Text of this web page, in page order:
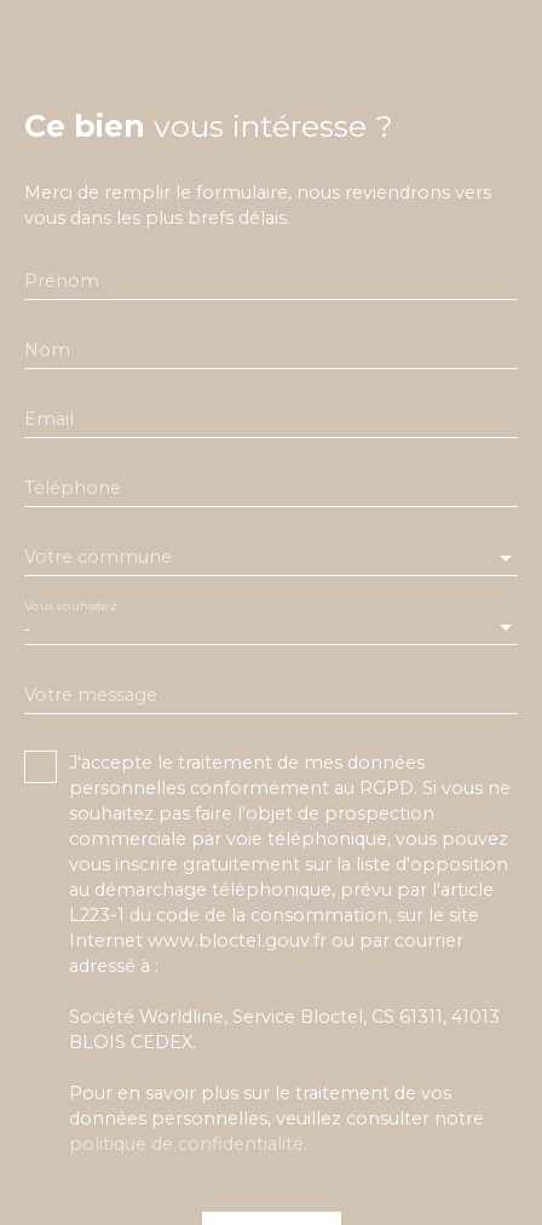
Ce bien vous intéresse ?
Merci de remplir le formulaire, nous reviendrons vers
vous dans les plus brefs délais.
Prénom
Nom
Email
Téléphone
Votre commune
-
Vous souhaitez
Votre message
J'accepte le traitement de mes données
personnelles conformément au RGPD. Si vous ne
souhaitez pas faire l'objet de prospection
commerciale par voie téléphonique, vous pouvez
vous inscrire gratuitement sur la liste d'opposition
au démarchage téléphonique, prévu par l'article
L223-1 du code de la consommation, sur le site
Internet www.bloctel.gouv.fr ou par courrier
adressé à :
Société Worldline, Service Bloctel, CS 61311, 41013
BLOIS CEDEX.
Pour en savoir plus sur le traitement de vos
données personnelles, veuillez consulter notre
politique de confidentialité.